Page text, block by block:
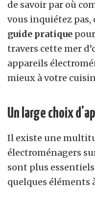
de savoir par où
vous inquiétez pas,
guide pratique
travers cette mer
appareils
mieux à votre
Un large choix
Il existe une
électroménagers
sont plus essentiels
quelques éléments